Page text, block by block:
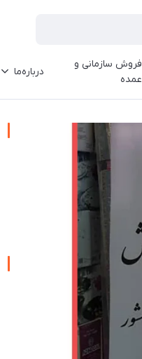
فروش سازمانی و
عمده
درباره‌ما